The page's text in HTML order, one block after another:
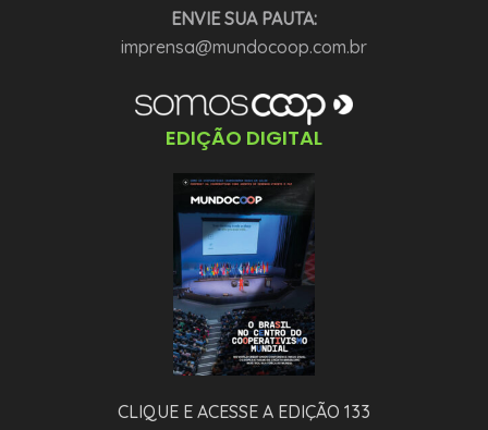
ENVIE SUA PAUTA:
imprensa@mundocoop.com.br
EDIÇÃO DIGITAL
CLIQUE E ACESSE A EDIÇÃO 133